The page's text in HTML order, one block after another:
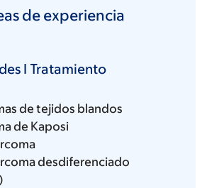
de experiencia
I Tratamiento
de tejidos blandos
de Kaposi
desdiferenciado